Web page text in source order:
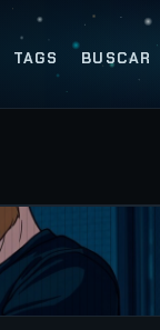
TAGS BUSCAR